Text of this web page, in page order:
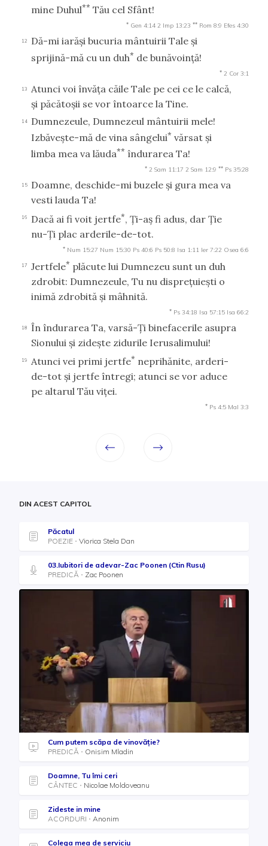
mine Duhul** Tău cel Sfânt!
* Gen 4:14 2 Imp 13:23 ** Rom 8:9 Efes 4:30
12
Dă-mi iarăşi bucuria mântuirii Tale şi
sprijină-mă cu un duh* de bunăvoinţă!
* 2 Cor 3:1
13
Atunci voi învăţa căile Tale pe cei ce le calcă,
şi păcătoşii se vor întoarce la Tine.
14
Dumnezeule, Dumnezeul mântuirii mele!
Izbăveşte-mă de vina sângelui* vărsat şi
limba mea va lăuda** îndurarea Ta!
* 2 Sam 11:17 2 Sam 12:9 ** Ps 35:28
15
Doamne, deschide-mi buzele şi gura mea va
vesti lauda Ta!
16 Dacă ai fi voit jertfe*, Ţi-aş fi adus, dar Ţie
nu-Ţi plac arderile-de-tot.
* Num 15:27 Num 15:30 Ps 40:6 Ps 50:8 Isa 1:11 Ier 7:22 Osea 6:6
17 Jertfele* plăcute lui Dumnezeu sunt un duh
zdrobit: Dumnezeule, Tu nu dispreţuieşti o
inimă zdrobită şi mâhnită.
* Ps 34:18 Isa 57:15 Isa 66:2
18
În îndurarea Ta, varsă-Ţi binefacerile asupra
Sionului şi zideşte zidurile Ierusalimului!
19 Atunci vei primi jertfe* neprihănite, arderi-
de-tot şi jertfe întregi; atunci se vor aduce
pe altarul Tău viţei.
* Ps 4:5 Mal 3:3
DIN ACEST CAPITOL
Păcatul
POEZIE
Viorica Stela Dan
03.Iubitori de adevar-Zac Poonen (Ctin Rusu)
PREDICĂ
Zac Poonen
Cum putem scăpa de vinovăție?
PREDICĂ
Onisim Mladin
Doamne, Tu îmi ceri
CÂNTEC
Nicolae Moldoveanu
Zideste in mine
ACORDURI
Anonim
Colega mea de serviciu